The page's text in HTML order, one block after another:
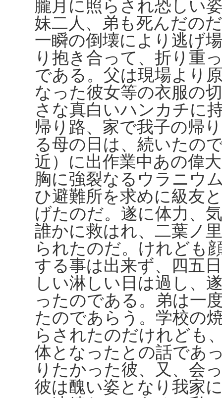
朧月に照らされ恐しい
妹二人、弟も死んだの
一瞬の倒壊により逃げ
り抱き合って、折り重
である。父は現場より
なった彼女等の衣服の
さな真白いハンカチに
帰り路、家で我子の帰
る母の日は、続いたの
近）に出作業中あの偉
胸に強裂なるウラニウ
ひ避難所を求めに級友
げたのだ。遂に体力、
誰かに救はれ、二葉ノ
られたのだ。けれども
する事は出来ず、四五
しい淋しい日は過し、
ったのである。弟は一
たのであらう。学校の
らされたのだけれども
体となったとの話であ
りたかった彼、又、会
彼は醜い姿となり我家